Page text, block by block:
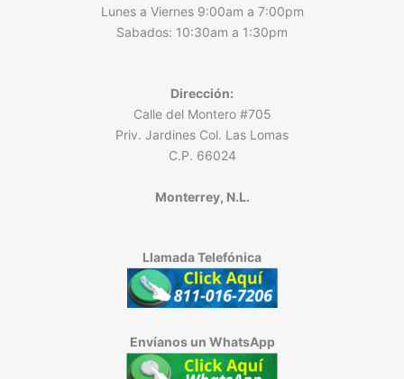
Lunes a Viernes 9:00am a 7:00pm
Sabados: 10:30am a 1:30pm
Dirección:
Calle del Montero #705
Priv. Jardines Col. Las Lomas
C.P. 66024
Monterrey, N.L.
Llamada Telefónica
Envíanos un WhatsApp